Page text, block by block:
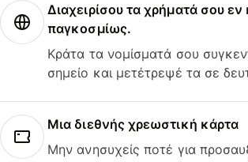
Διαχειρίσου τα χρήματά σου εν
παγκοσμίως.
Κράτα τα νομίσματά σου
σημείο και μετέτρεψέ τα σε
Μια διεθνής χρεωστική κάρτα
Μην ανησυχείς ποτέ για